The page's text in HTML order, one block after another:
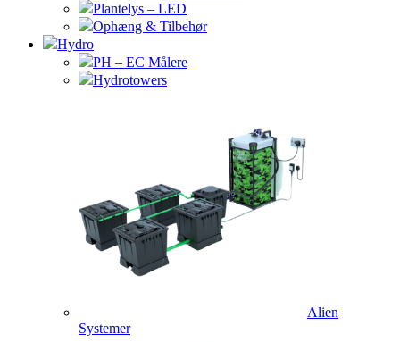
Plantelys – LED
Ophæng & Tilbehør
Hydro
PH – EC Målere
Hydrotowers
Alien
Systemer